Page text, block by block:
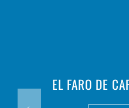
EL FARO DE